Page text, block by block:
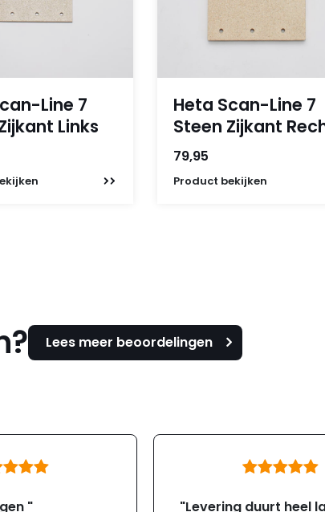
Line 7
Links
Heta Scan-Line 7
Steen Zijkant
79,95
Product bekijken
Lees meer beoordelingen
"
"Levering duurt heel